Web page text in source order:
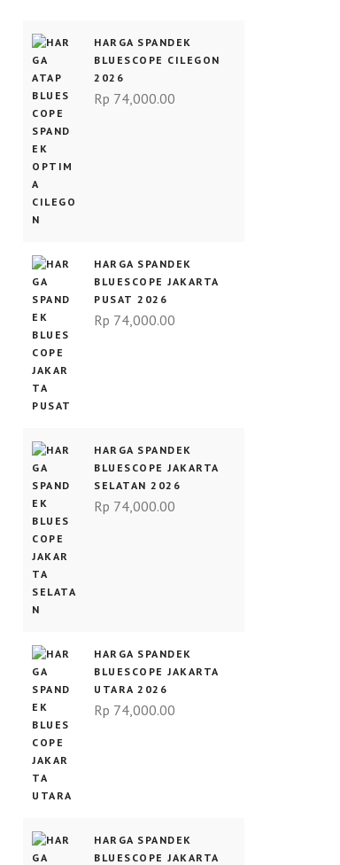
HARGA SPANDEK
BLUESCOPE CILEGON
2026
Rp 74,000.00
HARGA SPANDEK
BLUESCOPE JAKARTA
PUSAT 2026
Rp 74,000.00
HARGA SPANDEK
BLUESCOPE JAKARTA
SELATAN 2026
Rp 74,000.00
HARGA SPANDEK
BLUESCOPE JAKARTA
UTARA 2026
Rp 74,000.00
HARGA SPANDEK
BLUESCOPE JAKARTA